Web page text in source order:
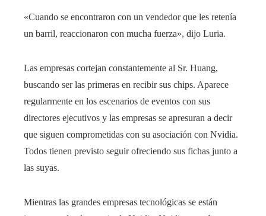
«Cuando se encontraron con un vendedor que les retenía
un barril, reaccionaron con mucha fuerza», dijo Luria.
Las empresas cortejan constantemente al Sr. Huang,
buscando ser las primeras en recibir sus chips. Aparece
regularmente en los escenarios de eventos con sus
directores ejecutivos y las empresas se apresuran a decir
que siguen comprometidas con su asociación con Nvidia.
Todos tienen previsto seguir ofreciendo sus fichas junto a
las suyas.
Mientras las grandes empresas tecnológicas se están